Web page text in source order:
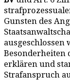
Gunsten des
ausgeschlossen
Besonderheiten
erklären und
Strafanspruch